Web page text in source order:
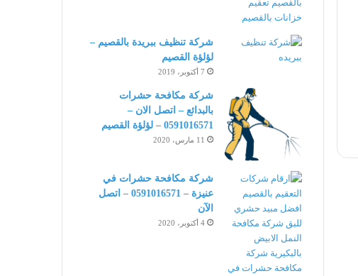
شركة تنظيف ببريدة بالقصيم –
لؤلؤة القصيم
7 أكتوبر، 2019
شركة مكافحة حشرات
بالبدائع – اتصل الان –
0591016571 – لؤلؤة القصيم
11 مارس، 2020
شركة مكافحة حشرات في
عنيزة – 0591016571 – اتصل
الآن
4 أكتوبر، 2020